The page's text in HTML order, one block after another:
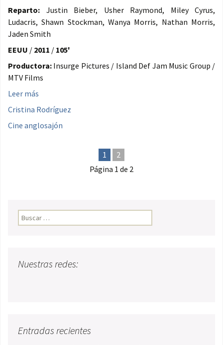
Reparto:
Justin Bieber, Usher Raymond, Miley Cyrus,
Ludacris, Shawn Stockman, Wanya Morris, Nathan Morris,
Jaden Smith
EEUU / 2011 / 105'
Productora: Insurge Pictures / Island Def Jam Music Group /
MTV Films
Leer más
Cristina Rodríguez
Cine anglosajón
1
2
Página 1 de 2
Buscar:
Nuestras redes:
Entradas recientes